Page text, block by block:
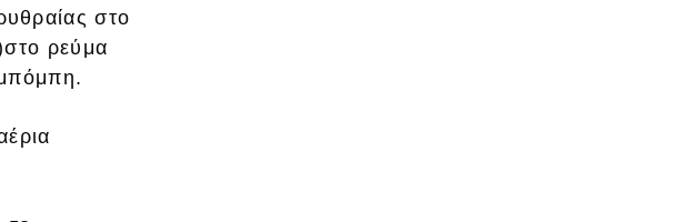
στο
ρεύμα